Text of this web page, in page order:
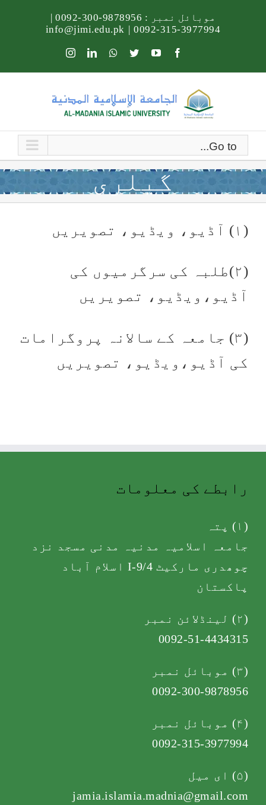
موبائل نمبر : 9878956-300-0092
3977994-315-0092
info@jimi.edu.pk
Facebook
YouTube
Twitter
Whatsapp
LinkedIn
Instagram
Go to...
گیلری
(۱) آڈیو، ویڈیو، تصویریں
(۲)طلبہ کی سرگرمیوں کی
آڈیو،ویڈیو، تصویریں
(۳) جامعہ کے سالانہ پروگرامات
کی آڈیو،ویڈیو، تصویریں
رابطے کی معلومات
(۱) پتہ
جامعہ اسلامیہ مدنیہ مدنی مسجد نزد
چوھدری مارکیٹ I-9/4 اسلام آباد
پاکستان
(۲) لینڈلائن نمبر
0092-51-4434315
(۳) موبائل نمبر
0092-300-9878956
(۴) موبائل نمبر
0092-315-3977994
(۵) ای میل
jamia.islamia.madnia@gmail.com